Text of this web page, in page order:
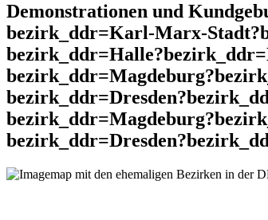
Demonstrationen und
bezirk_ddr=Karl-Marx-